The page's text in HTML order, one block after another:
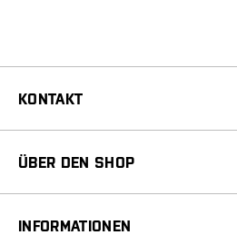
KONTAKT
ÜBER DEN SHOP
INFORMATIONEN